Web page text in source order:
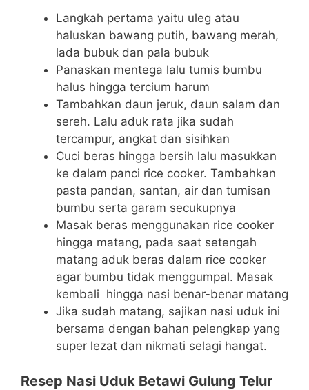
Langkah pertama yaitu uleg atau
haluskan bawang putih, bawang merah,
lada bubuk dan pala bubuk
Panaskan mentega lalu tumis bumbu
halus hingga tercium harum
Tambahkan daun jeruk, daun salam dan
sereh. Lalu aduk rata jika sudah
tercampur, angkat dan sisihkan
Cuci beras hingga bersih lalu masukkan
ke dalam panci rice cooker. Tambahkan
pasta pandan, santan, air dan tumisan
bumbu serta garam secukupnya
Masak beras menggunakan rice cooker
hingga matang, pada saat setengah
matang aduk beras dalam rice cooker
agar bumbu tidak menggumpal. Masak
kembali hingga nasi benar-benar matang
Jika sudah matang, sajikan nasi uduk ini
bersama dengan bahan pelengkap yang
super lezat dan nikmati selagi hangat.
Resep Nasi Uduk Betawi Gulung Telur